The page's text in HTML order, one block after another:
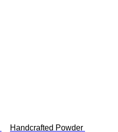
Handcrafted Powder